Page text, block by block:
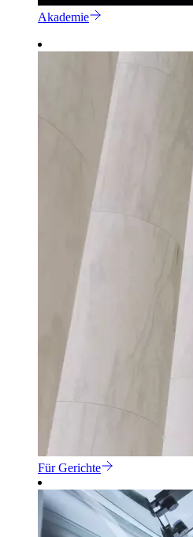
Akademie
Für Gerichte